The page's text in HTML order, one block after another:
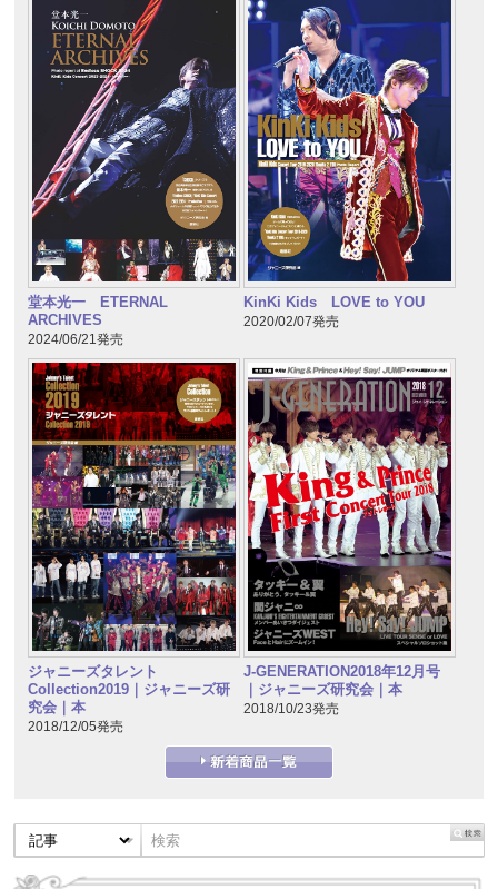
堂本光一 ETERNAL
ARCHIVES
2024/06/21発売
KinKi Kids LOVE to YOU
2020/02/07発売
ジャニーズタレント
Collection2019｜ジャニーズ研
究会｜本
2018/12/05発売
J-GENERATION2018年12月号
｜ジャニーズ研究会｜本
2018/10/23発売